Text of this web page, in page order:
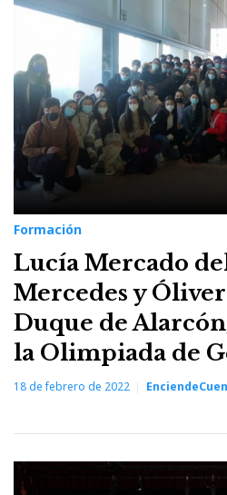
Formación
Lucía Mercado
Mercedes y
Duque de
la Olimpiada de
18 de febrero de 2022